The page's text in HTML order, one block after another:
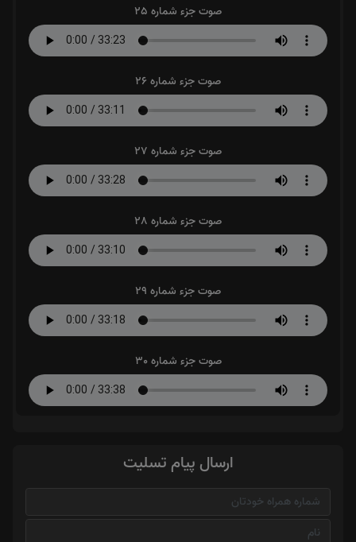
صوت جزء شماره 25
صوت جزء شماره 26
صوت جزء شماره 27
صوت جزء شماره 28
صوت جزء شماره 29
صوت جزء شماره 30
ارسال پیام تسلیت